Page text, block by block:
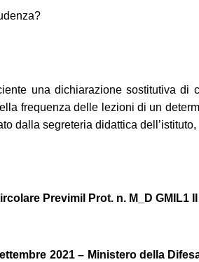
una dichiarazione sostitutiva di
frequenza delle lezioni di un
dalla segreteria didattica
Previmil Prot. n. M_D GMIL1
2021 – Ministero della